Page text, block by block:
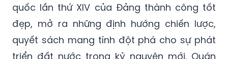
quốc lần thứ XIV của Đảng thành công tốt
đẹp, mở ra những định hướng chiến lược,
quyết sách mang tính đột phá cho sự phát
triển đất nước trong kỷ nguyên mới. Quán